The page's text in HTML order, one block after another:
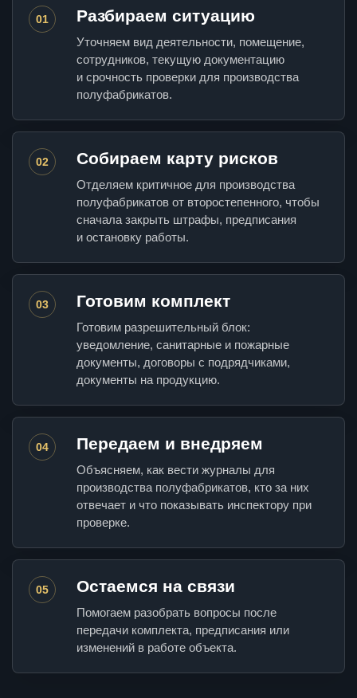
01 Разбираем ситуацию
Уточняем вид деятельности, помещение,
сотрудников, текущую документацию
и срочность проверки для производства
полуфабрикатов.
02 Собираем карту рисков
Отделяем критичное для производства
полуфабрикатов от второстепенного, чтобы
сначала закрыть штрафы, предписания
и остановку работы.
03 Готовим комплект
Готовим разрешительный блок:
уведомление, санитарные и пожарные
документы, договоры с подрядчиками,
документы на продукцию.
04 Передаем и внедряем
Объясняем, как вести журналы для
производства полуфабрикатов, кто за них
отвечает и что показывать инспектору при
проверке.
05 Остаемся на связи
Помогаем разобрать вопросы после
передачи комплекта, предписания или
изменений в работе объекта.